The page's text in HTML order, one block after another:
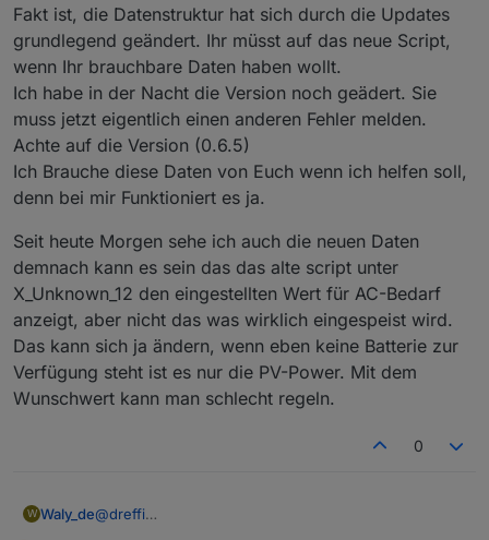
Der Wert ToHome_Power scheint der Wert zu sein, der
in der App als eingespeiste Leistung angezeigt wird.
Also das was in der Ansicht aus dem Powerstream
"rausgeht" bzw. vielleicht in die "anderen Verbraucher"
rein.
Problem: viele Werte werden derzeit mit dem alten Script
zeitweise gar nicht oder nur sehr selten aktualisiert.
Betroffen sind z.B. PV1_Power, PV2_Power und leider
auch Batt_Poz.
Die Werte der Delta 2 werden sauber aktualisiert.
verschluckt sich dann die Logik, da mit alten
Einspeisesollwerten gerechnet wird.
Ich habe derzeit auch im alten Script (0.5.2)
ToHome_Power durch X_Unknown_12 ersetzt und es
regelt jetzt sauber.
X_Unknown_12 entspricht definitiv dem Wert, der in der
App am Schieberegler für den Leistungsbedarf am AC
Ausgang (Grundlast) eingestellt wird.
Nachtrag: für battPozOn/Off greife ich erstmal direkt auf
den Wert SOC der Delta 2 zu.
Fakt ist, die Datenstruktur hat sich durch die Updates
grundlegend geändert. Ihr müsst auf das neue Script,
wenn Ihr brauchbare Daten haben wollt.
Ich habe in der Nacht die Version noch geädert. Sie
muss jetzt eigentlich einen anderen Fehler melden.
Achte auf die Version (0.6.5)
Ich Brauche diese Daten von Euch wenn ich helfen soll,
denn bei mir Funktioniert es ja.
Seit heute Morgen sehe ich auch die neuen Daten
demnach kann es sein das das alte script unter
X_Unknown_12 den eingestellten Wert für AC-Bedarf
anzeigt, aber nicht das was wirklich eingespeist wird.
Das kann sich ja ändern, wenn eben keine Batterie zur
Verfügung steht ist es nur die PV-Power. Mit dem
Wunschwert kann man schlecht regeln.
0
W Waly_de@dreffi